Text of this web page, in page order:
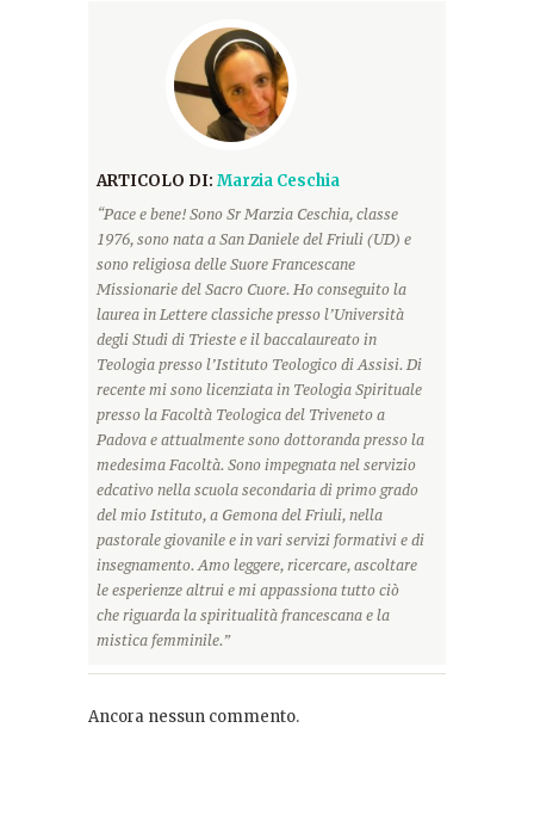
ARTICOLO DI: Marzia Ceschia
“Pace e bene! Sono Sr Marzia Ceschia, classe
1976, sono nata a San Daniele del Friuli (UD) e
sono religiosa delle Suore Francescane
Missionarie del Sacro Cuore. Ho conseguito la
laurea in Lettere classiche presso l’Università
degli Studi di Trieste e il baccalaureato in
Teologia presso l’Istituto Teologico di Assisi. Di
recente mi sono licenziata in Teologia Spirituale
presso la Facoltà Teologica del Triveneto a
Padova e attualmente sono dottoranda presso la
medesima Facoltà. Sono impegnata nel servizio
edcativo nella scuola secondaria di primo grado
del mio Istituto, a Gemona del Friuli, nella
pastorale giovanile e in vari servizi formativi e di
insegnamento. Amo leggere, ricercare, ascoltare
le esperienze altrui e mi appassiona tutto ciò
che riguarda la spiritualità francescana e la
mistica femminile.”
Ancora nessun commento.